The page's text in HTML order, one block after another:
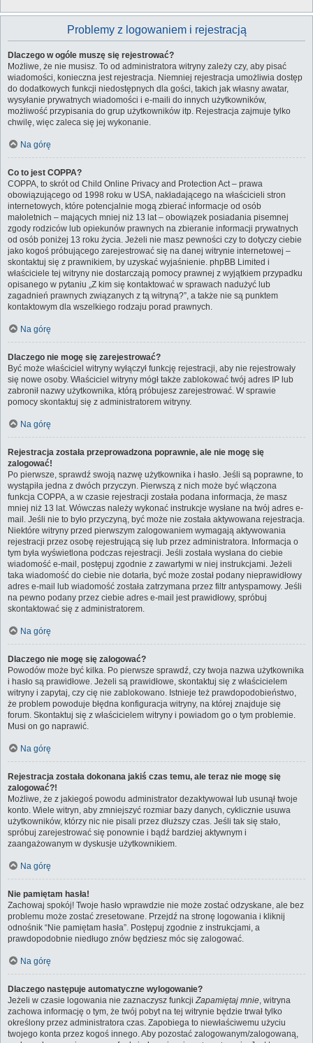
Problemy z logowaniem i rejestracją
Dlaczego w ogóle muszę się rejestrować?
Możliwe, że nie musisz. To od administratora witryny zależy czy, aby pisać
wiadomości, konieczna jest rejestracja. Niemniej rejestracja umożliwia dostęp
do dodatkowych funkcji niedostępnych dla gości, takich jak własny awatar,
wysyłanie prywatnych wiadomości i e-maili do innych użytkowników,
możliwość przypisania do grup użytkowników itp. Rejestracja zajmuje tylko
chwilę, więc zaleca się jej wykonanie.
Na górę
Co to jest COPPA?
COPPA, to skrót od Child Online Privacy and Protection Act – prawa
obowiązującego od 1998 roku w USA, nakładającego na właścicieli stron
internetowych, które potencjalnie mogą zbierać informacje od osób
małoletnich – mających mniej niż 13 lat – obowiązek posiadania pisemnej
zgody rodziców lub opiekunów prawnych na zbieranie informacji prywatnych
od osób poniżej 13 roku życia. Jeżeli nie masz pewności czy to dotyczy ciebie
jako kogoś próbującego zarejestrować się na danej witrynie internetowej –
skontaktuj się z prawnikiem, by uzyskać wyjaśnienie. phpBB Limited i
właściciele tej witryny nie dostarczają pomocy prawnej z wyjątkiem przypadku
opisanego w pytaniu „Z kim się kontaktować w sprawach nadużyć lub
zagadnień prawnych związanych z tą witryną?”, a także nie są punktem
kontaktowym dla wszelkiego rodzaju porad prawnych.
Na górę
Dlaczego nie mogę się zarejestrować?
Być może właściciel witryny wyłączył funkcję rejestracji, aby nie rejestrowały
się nowe osoby. Właściciel witryny mógł także zablokować twój adres IP lub
zabronił nazwy użytkownika, którą próbujesz zarejestrować. W sprawie
pomocy skontaktuj się z administratorem witryny.
Na górę
Rejestracja została przeprowadzona poprawnie, ale nie mogę się
zalogować!
Po pierwsze, sprawdź swoją nazwę użytkownika i hasło. Jeśli są poprawne, to
wystąpiła jedna z dwóch przyczyn. Pierwszą z nich może być włączona
funkcja COPPA, a w czasie rejestracji została podana informacja, że masz
mniej niż 13 lat. Wówczas należy wykonać instrukcje wysłane na twój adres e-
mail. Jeśli nie to było przyczyną, być może nie została aktywowana rejestracja.
Niektóre witryny przed pierwszym zalogowaniem wymagają aktywowania
rejestracji przez osobę rejestrującą się lub przez administratora. Informacja o
tym była wyświetlona podczas rejestracji. Jeśli została wysłana do ciebie
wiadomość e-mail, postępuj zgodnie z zawartymi w niej instrukcjami. Jeżeli
taka wiadomość do ciebie nie dotarła, być może został podany nieprawidłowy
adres e-mail lub wiadomość została zatrzymana przez filtr antyspamowy. Jeśli
na pewno podany przez ciebie adres e-mail jest prawidłowy, spróbuj
skontaktować się z administratorem.
Na górę
Dlaczego nie mogę się zalogować?
Powodów może być kilka. Po pierwsze sprawdź, czy twoja nazwa użytkownika
i hasło są prawidłowe. Jeżeli są prawidłowe, skontaktuj się z właścicielem
witryny i zapytaj, czy cię nie zablokowano. Istnieje też prawdopodobieństwo,
że problem powoduje błędna konfiguracja witryny, na której znajduje się
forum. Skontaktuj się z właścicielem witryny i powiadom go o tym problemie.
Musi on go naprawić.
Na górę
Rejestracja została dokonana jakiś czas temu, ale teraz nie mogę się
zalogować?!
Możliwe, że z jakiegoś powodu administrator dezaktywował lub usunął twoje
konto. Wiele witryn, aby zmniejszyć rozmiar bazy danych, cyklicznie usuwa
użytkowników, którzy nic nie pisali przez dłuższy czas. Jeśli tak się stało,
spróbuj zarejestrować się ponownie i bądź bardziej aktywnym i
zaangażowanym w dyskusje użytkownikiem.
Na górę
Nie pamiętam hasła!
Zachowaj spokój! Twoje hasło wprawdzie nie może zostać odzyskane, ale bez
problemu może zostać zresetowane. Przejdź na stronę logowania i kliknij
odnośnik “Nie pamiętam hasła”. Postępuj zgodnie z instrukcjami, a
prawdopodobnie niedługo znów będziesz móc się zalogować.
Na górę
Dlaczego następuje automatyczne wylogowanie?
Jeżeli w czasie logowania nie zaznaczysz funkcjiZapamiętaj mnie, witryna
zachowa informację o tym, że twój pobyt na tej witrynie będzie trwał tylko
określony przez administratora czas. Zapobiega to niewłaściwemu użyciu
twojego konta przez kogoś innego. Aby pozostać zalogowanym/zalogowaną,